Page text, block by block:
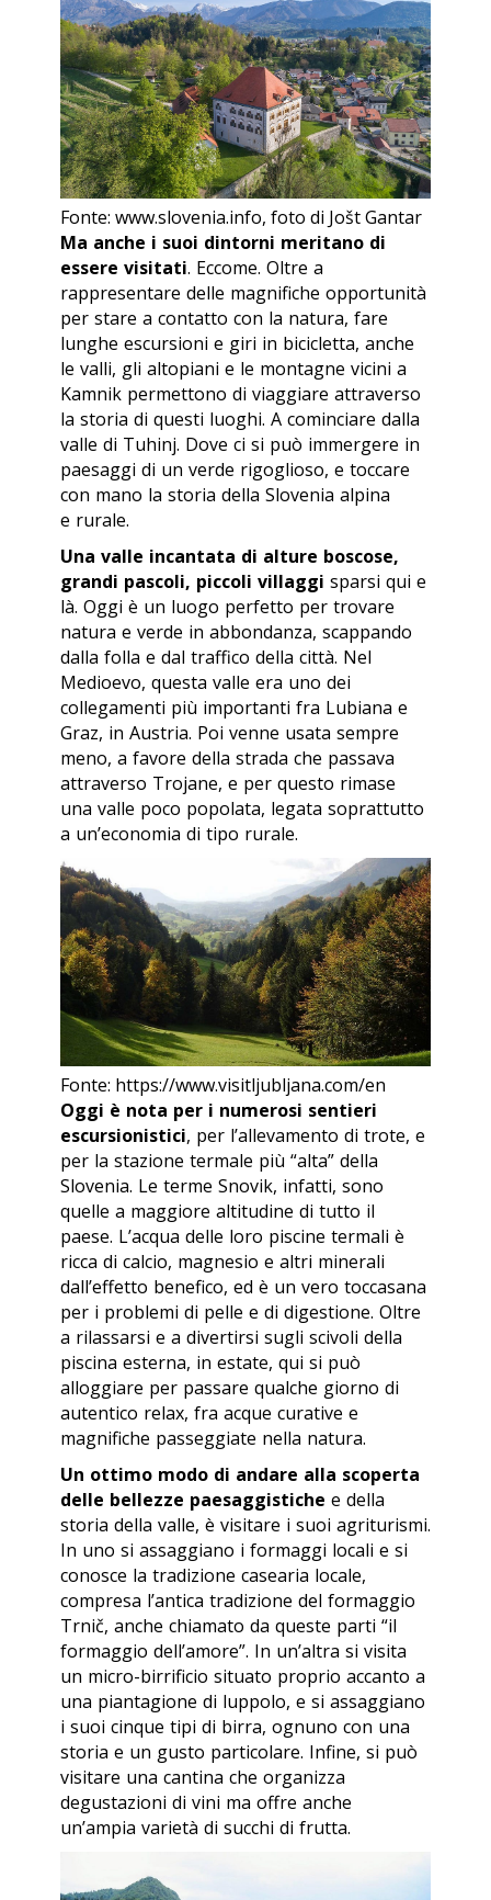
Fonte: www.slovenia.info, foto di Jošt Gantar
Ma anche i suoi dintorni meritano di
essere visitati. Eccome. Oltre a
rappresentare delle magnifiche opportunità
per stare a contatto con la natura, fare
lunghe escursioni e giri in bicicletta, anche
le valli, gli altopiani e le montagne vicini a
Kamnik permettono di viaggiare attraverso
la storia di questi luoghi. A cominciare dalla
valle di Tuhinj. Dove ci si può immergere in
paesaggi di un verde rigoglioso, e toccare
con mano la storia della Slovenia alpina
e rurale.
Una valle incantata di alture boscose,
grandi pascoli, piccoli villaggi sparsi qui e
là. Oggi è un luogo perfetto per trovare
natura e verde in abbondanza, scappando
dalla folla e dal traffico della città. Nel
Medioevo, questa valle era uno dei
collegamenti più importanti fra Lubiana e
Graz, in Austria. Poi venne usata sempre
meno, a favore della strada che passava
attraverso Trojane, e per questo rimase
una valle poco popolata, legata soprattutto
a un’economia di tipo rurale.
Fonte: https://www.visitljubljana.com/en
Oggi è nota per i numerosi sentieri
escursionistici, per l’allevamento di trote, e
per la stazione termale più “alta” della
Slovenia. Le terme Snovik, infatti, sono
quelle a maggiore altitudine di tutto il
paese. L’acqua delle loro piscine termali è
ricca di calcio, magnesio e altri minerali
dall’effetto benefico, ed è un vero toccasana
per i problemi di pelle e di digestione. Oltre
a rilassarsi e a divertirsi sugli scivoli della
piscina esterna, in estate, qui si può
alloggiare per passare qualche giorno di
autentico relax, fra acque curative e
magnifiche passeggiate nella natura.
Un ottimo modo di andare alla scoperta
delle bellezze paesaggistiche e della
storia della valle, è visitare i suoi agriturismi.
In uno si assaggiano i formaggi locali e si
conosce la tradizione casearia locale,
compresa l’antica tradizione del formaggio
Trnič, anche chiamato da queste parti “il
formaggio dell’amore”. In un’altra si visita
un micro-birrificio situato proprio accanto a
una piantagione di luppolo, e si assaggiano
i suoi cinque tipi di birra, ognuno con una
storia e un gusto particolare. Infine, si può
visitare una cantina che organizza
degustazioni di vini ma offre anche
un’ampia varietà di succhi di frutta.